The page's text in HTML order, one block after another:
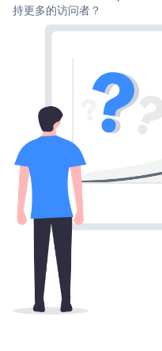
持更多的访问者？